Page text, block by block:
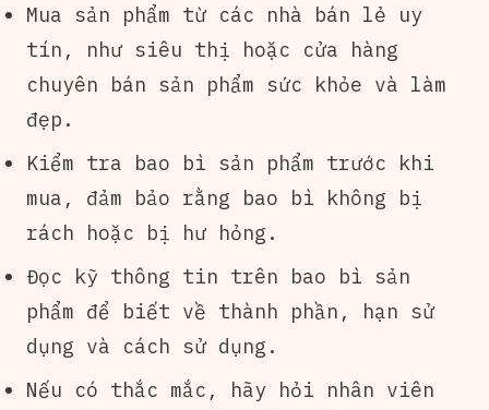
Mua sản phẩm từ các nhà bán lẻ uy
tín, như siêu thị hoặc cửa hàng
chuyên bán sản phẩm sức khỏe và làm
đẹp.
Kiểm tra bao bì sản phẩm trước khi
mua, đảm bảo rằng bao bì không bị
rách hoặc bị hư hỏng.
Đọc kỹ thông tin trên bao bì sản
phẩm để biết về thành phần, hạn sử
dụng và cách sử dụng.
Nếu có thắc mắc, hãy hỏi nhân viên